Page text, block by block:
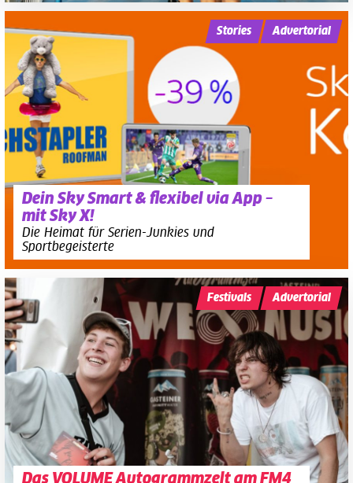
Dein Sky Smart & flexibel via App –
mit Sky X!
Die Heimat für Serien-Junkies und
Sportbegeisterte
Stories Advertorial
Das VOLUME Autogrammzelt am FM4
Festivals Advertorial